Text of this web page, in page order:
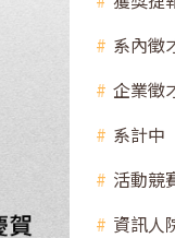
系內徵
企業徵
系計中
活動競
資訊人